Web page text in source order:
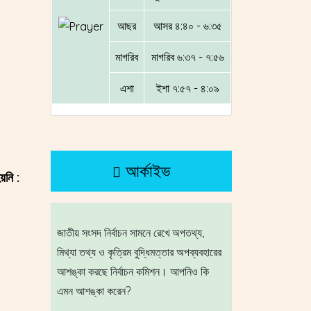
সংসদ ভবনে ফাটল ও চুইয়ে পড়ে বৃষ্টির পানি,
স্পিকারের দৃষ্টি আকর্ষণ
আছর আসর ৪:৪০ - ৬:৩৫
মাগরিব মাগরিব ৬:৩৭ - ৭:৫৬
এশা ইশা ৭:৫৭ - ৪:০৯
আদালতে মুখোমুখি ইলন মাস্ক ও অল্টম্যান
বৈজ্ঞানিক ব্যাখ্যায়
দেশের প্রথম বাজেটের আকার যত ছিল
:
৫২ পেরিয়ে থালাপতি বিজয়
আর্কাইভ
জাতীয় সংসদ নির্বাচন সামনে রেখে অপতথ্য,
মিথ্যা তথ্য ও কৃত্রিম বুদ্ধিমত্তার অপব্যবহারের
আশঙ্কা করছে নির্বাচন কমিশন। আপনিও কি
এমন আশঙ্কা করেন?